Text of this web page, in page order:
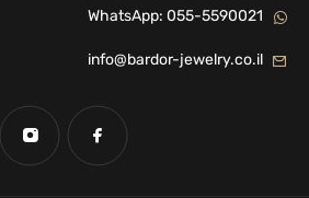
WhatsApp: 055-5590021
info@bardor-jewelry.co.il